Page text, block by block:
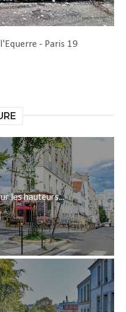
- Paris 19
les hauteurs...